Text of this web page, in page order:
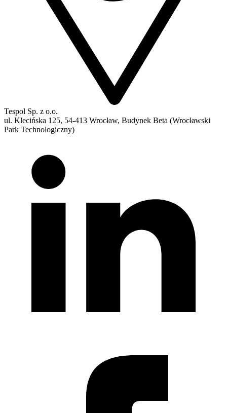
Tespol Sp. z o.o.
ul. Klecińska 125, 54-413 Wrocław, Budynek Beta (Wrocławski
Park Technologiczny)